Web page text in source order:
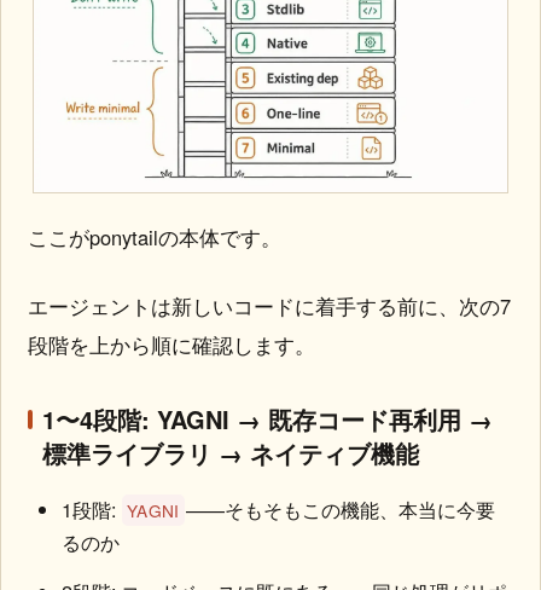
ここがponytailの本体です。
エージェントは新しいコードに着手する前に、次の7
段階を上から順に確認します。
1〜4段階: YAGNI → 既存コード再利用 →
標準ライブラリ → ネイティブ機能
1段階: YAGNI ——そもそもこの機能、本当に今要
るのか